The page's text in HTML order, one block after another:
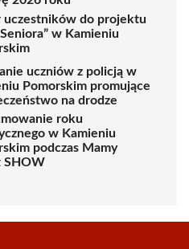
uczestników do projektu
w Kamieniu
uczniów z policją w
Pomorskim promujące
na drodze
roku
w Kamieniu
podczas Mamy
SHOW